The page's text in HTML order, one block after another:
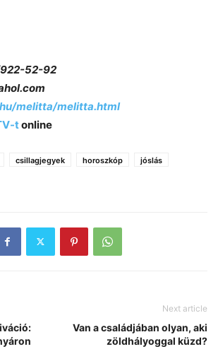
52-92
melitta/melitta.html
tonline
csillagjegyek horoszkóp
jóslás
Next article
Van a családjában olyan, aki
zöldhályoggal küzd?